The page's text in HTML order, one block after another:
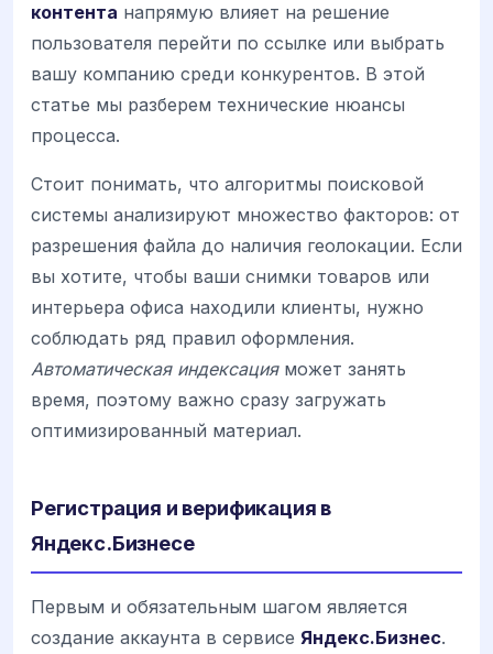
контента напрямую влияет на решение
пользователя перейти по ссылке или выбрать
вашу компанию среди конкурентов. В этой
статье мы разберем технические нюансы
процесса.
Стоит понимать, что алгоритмы поисковой
системы анализируют множество факторов: от
разрешения файла до наличия геолокации. Если
вы хотите, чтобы ваши снимки товаров или
интерьера офиса находили клиенты, нужно
соблюдать ряд правил оформления.
Автоматическая индексацияможет занять
время, поэтому важно сразу загружать
оптимизированный материал.
Регистрация и верификация в
Яндекс.Бизнесе
Первым и обязательным шагом является
создание аккаунта в сервисе Яндекс.Бизнес.